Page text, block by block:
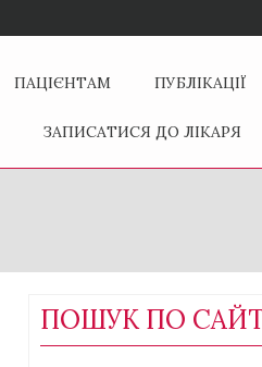
ПАЦІЄНТАМ ПУБЛІКАЦІЇ
ЗАПИСАТИСЯ ДО ЛІКАРЯ
ПОШУК ПО